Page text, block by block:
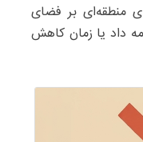
منطقه‌ای بر فضای
داد یا زمان کاهش